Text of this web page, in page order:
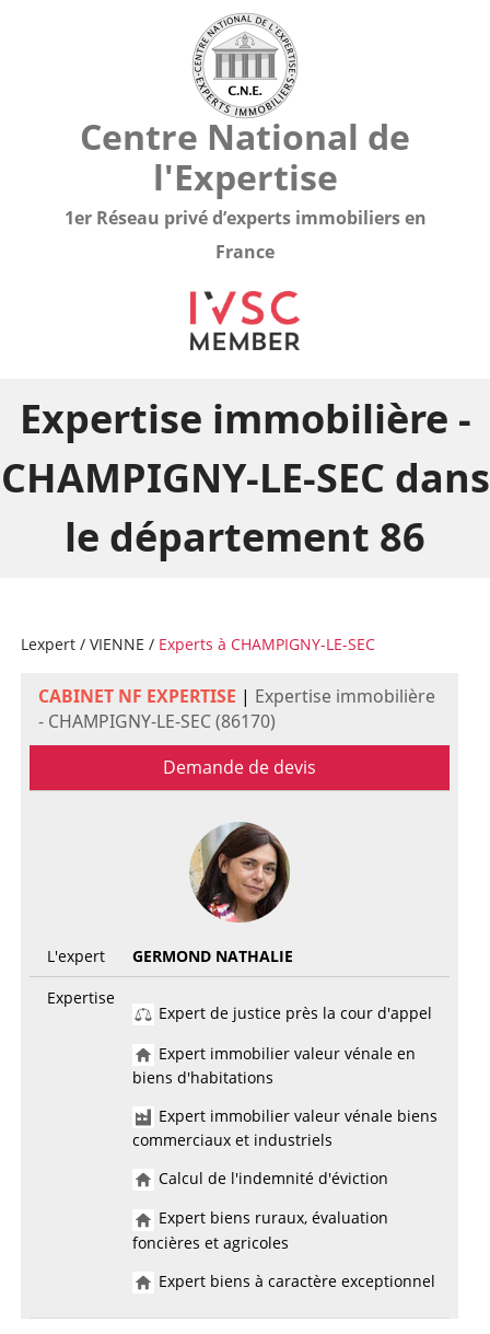
Centre National de
l'Expertise
1er Réseau privé d’experts immobiliers en
France
Expertise immobilière -
CHAMPIGNY-LE-SEC dans
le département 86
Lexpert/ VIENNE / Experts à CHAMPIGNY-LE-SEC
CABINET NF EXPERTISE | Expertise immobilière
- CHAMPIGNY-LE-SEC (86170)
Demande de devis
L'expert
GERMOND NATHALIE
Expertise
Expert de justice près la cour d'appel
Expert immobilier valeur vénale en
biens d'habitations
Expert immobilier valeur vénale biens
commerciaux et industriels
Calcul de l'indemnité d'éviction
Expert biens ruraux, évaluation
foncières et agricoles
Expert biens à caractère exceptionnel